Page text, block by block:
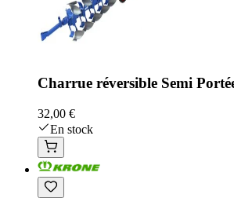
Charrue réversible Semi
32,00 €
En stock